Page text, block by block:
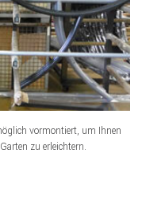
vormontiert, um Ihnen
zu erleichtern.